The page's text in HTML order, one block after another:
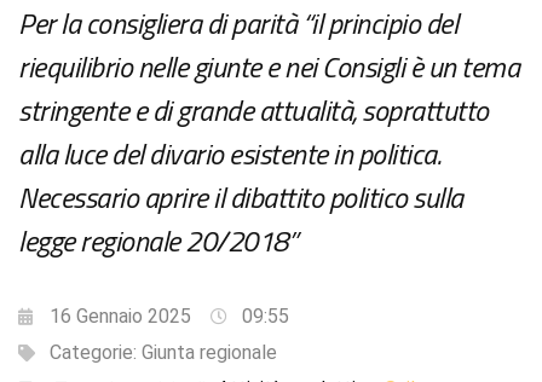
Per la consigliera di parità “il principio del
riequilibrio nelle giunte e nei Consigli è un tema
stringente e di grande attualità, soprattutto
alla luce del divario esistente in politica.
Necessario aprire il dibattito politico sulla
legge regionale 20/2018”
16 Gennaio 2025
09:55
Categorie: Giunta regionale